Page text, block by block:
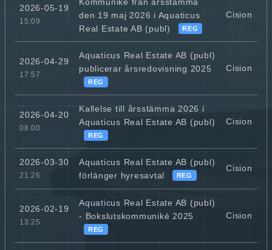
2026-05-19
15:09
den 19 maj 2026 i Aquaticus
Real Estate AB (publ)
REG
Cision
2026-04-29
17:57
Aquaticus Real Estate AB (publ)
publicerar årsredovisning 2025
REG
Cision
2026-04-20
08:00
Kallelse till årsstämma 2026 i
Aquaticus Real Estate AB (publ)
REG
Cision
2026-03-30
21:26
Aquaticus Real Estate AB (publ)
förlänger hyresavtal
REG
Cision
2026-02-19
13:25
Aquaticus Real Estate AB (publ)
- Bokslutskommuniké 2025
REG
Cision